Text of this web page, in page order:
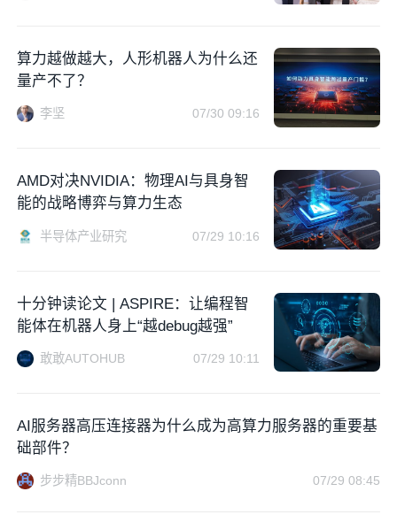
算力越做越大，人形机器人为什么还
量产不了？
李坚 07/30 09:16
AMD对决NVIDIA：物理AI与具身智
能的战略博弈与算力生态
半导体产业研究 07/29 10:16
十分钟读论文 | ASPIRE：让编程智
能体在机器人身上“越debug越强”
敢敢AUTOHUB 07/29 10:11
AI服务器高压连接器为什么成为高算力服务器的重要基
础部件？
步步精BBJconn 07/29 08:45